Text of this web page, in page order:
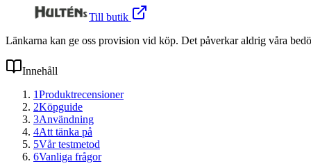
Till butik
Länkarna kan ge oss provision vid köp. Det påverkar aldrig våra
Innehåll
1Produktrecensioner
2Köpguide
3Användning
4Att tänka på
5Vår testmetod
6Vanliga frågor